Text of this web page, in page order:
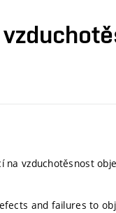
na vzduchotěsnost
and failures to